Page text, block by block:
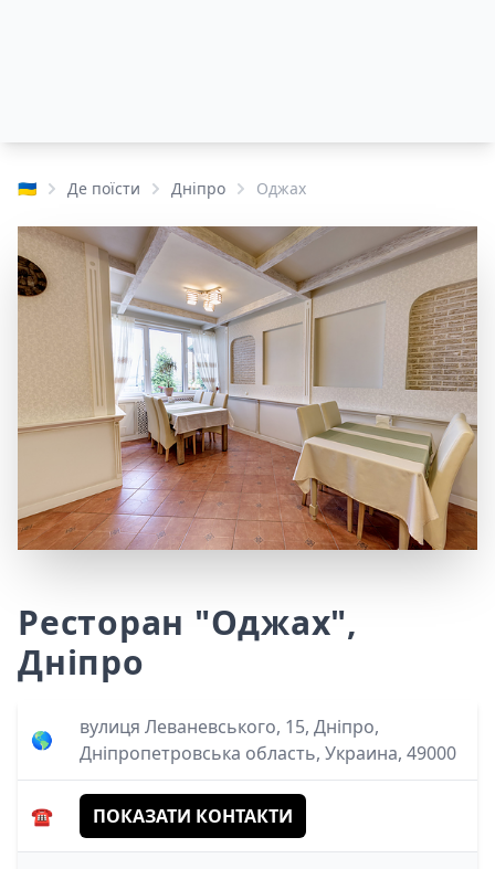
🇺🇦 Де поїсти Дніпро Оджах
Ресторан "Оджах",
Дніпро
🌎
вулиця Леваневського, 15, Дніпро,
Дніпропетровська область, Украина, 49000
☎️ ПОКАЗАТИ КОНТАКТИ